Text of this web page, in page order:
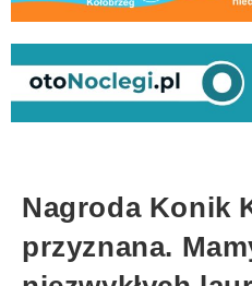
Nagroda Konik
przyznana.